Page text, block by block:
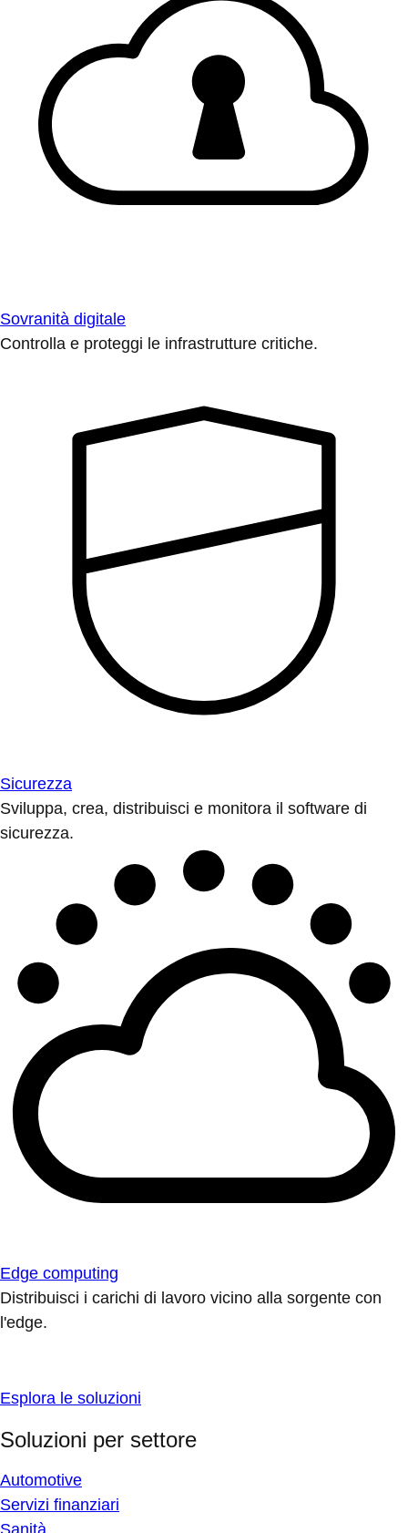
Sovranità digitale
Controlla e proteggi le infrastrutture critiche.
Sicurezza
Sviluppa, crea, distribuisci e monitora il software di
sicurezza.
Edge computing
Distribuisci i carichi di lavoro vicino alla sorgente con
l'edge.
Esplora le soluzioni
Soluzioni per settore
Automotive
Servizi finanziari
Sanità